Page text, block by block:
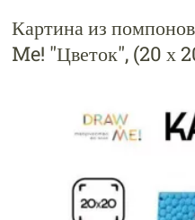
Картина из
Me! "Цветок", (20 х